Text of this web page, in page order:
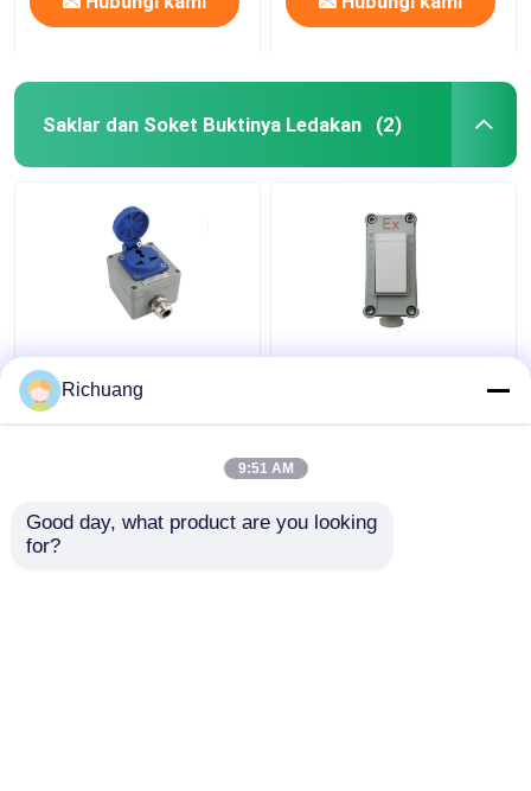
Saklar dan Soket Buktinya Ledakan (2)
220V Outdoor
Explosion Proof
Socket Lima Lubang
86 Tipe Ledakan Proof
Richuang
9:51 AM
Good day, what product are you looking
for?